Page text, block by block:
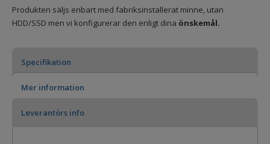
Produkten säljs enbart med fabriksinstallerat minne, utan
HDD/SSD men vi konfigurerar den enligt dina önskemål.
Specifikation
Mer information
Leverantörs info